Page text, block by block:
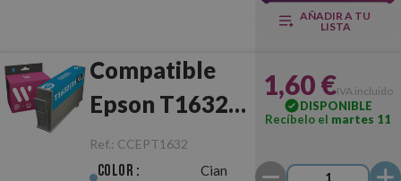
AÑADIR A TU
LISTA
Compatible
Epson T1632
(16XL) Cian
Ref.: CCEPT1632
Color : Cian
1,60 €IVA incluido
DISPONIBLE
Recíbelo el martes 11